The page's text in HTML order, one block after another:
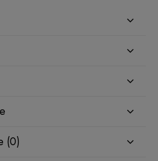
z myślą o intensywnych
fitness, jazdach na rowerze,
design z szerokim pasem w
(0)